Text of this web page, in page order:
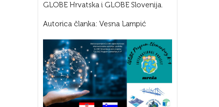
GLOBE Hrvatska i GLOBE Slovenija.
Autorica članka: Vesna Lampić